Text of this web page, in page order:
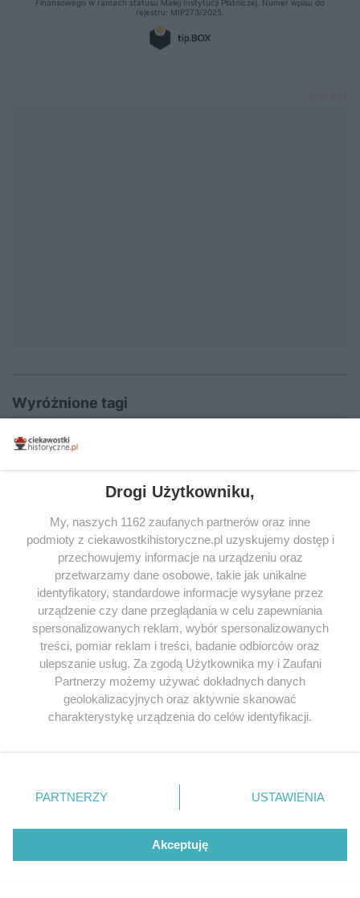
Wyróżnione tagi
Adolf Hitler
Dynastia Piastów
Imperium Rzymskie
Aztekowie
Katastrofy naturalne i wypadki
II Rzeczpospolita
ZOBACZ RÓWNIEŻ
NOWOŻYTNOŚĆ
Drogi Użytkowniku,
My, naszych 1162 zaufanych partnerów oraz inne
podmioty z ciekawostkihistoryczne.pl uzyskujemy dostęp i
przechowujemy informacje na urządzeniu oraz
przetwarzamy dane osobowe, takie jak unikalne
identyfikatory, standardowe informacje wysyłane przez
urządzenie czy dane przeglądania w celu zapewniania
spersonalizowanych reklam, wybór spersonalizowanych
treści, pomiar reklam i treści, badanie odbiorców oraz
ulepszanie usług. Za zgodą Użytkownika my i Zaufani
Partnerzy możemy używać dokładnych danych
geolokalizacyjnych oraz aktywnie skanować
charakterystykę urządzenia do celów identyfikacji.
zmienić/wycofać klikając przycisk ustawień prywatności
znajdujący się w lewym dolnym rogu strony
. Niektóre
użytkownika, ale masz prawo sprzeciwić się takiemu
przetwarzaniu. Preferencje będą miały zastosowania tylko
PARTNERZY USTAWIENIA
Akceptuję